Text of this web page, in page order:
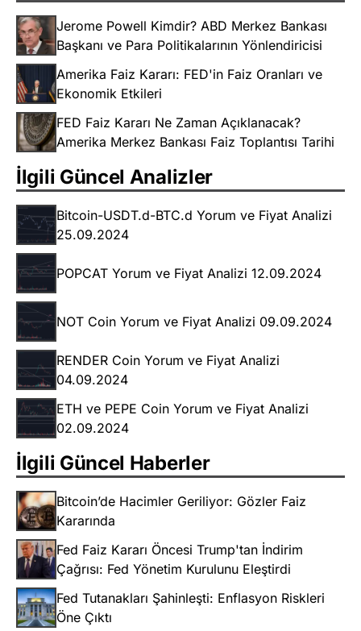
Jerome Powell Kimdir? ABD Merkez Bankası
Başkanı ve Para Politikalarının Yönlendiricisi
Amerika Faiz Kararı: FED'in Faiz Oranları ve
Ekonomik Etkileri
FED Faiz Kararı Ne Zaman Açıklanacak?
Amerika Merkez Bankası Faiz Toplantısı Tarihi
İlgili Güncel Analizler
Bitcoin-USDT.d-BTC.d Yorum ve Fiyat Analizi
25.09.2024
POPCAT Yorum ve Fiyat Analizi 12.09.2024
NOT Coin Yorum ve Fiyat Analizi 09.09.2024
RENDER Coin Yorum ve Fiyat Analizi
04.09.2024
ETH ve PEPE Coin Yorum ve Fiyat Analizi
02.09.2024
İlgili Güncel Haberler
Bitcoin’de Hacimler Geriliyor: Gözler Faiz
Kararında
Fed Faiz Kararı Öncesi Trump'tan İndirim
Çağrısı: Fed Yönetim Kurulunu Eleştirdi
Fed Tutanakları Şahinleşti: Enflasyon Riskleri
Öne Çıktı